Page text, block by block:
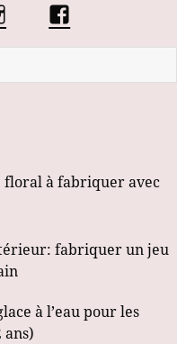
La
communauté
Marmotille
floral à fabriquer avec
fabriquer un jeu
à l’eau pour les
ans)